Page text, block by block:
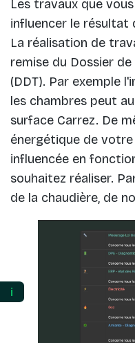
Les travaux que
influencer le résultat
La réalisation de
remise du Dossier
(DDT). Par exemple
les chambres peut
surface Carrez. De
énergétique de
influencée en
souhaitez réaliser.
de la chaudière, de
ℹ️